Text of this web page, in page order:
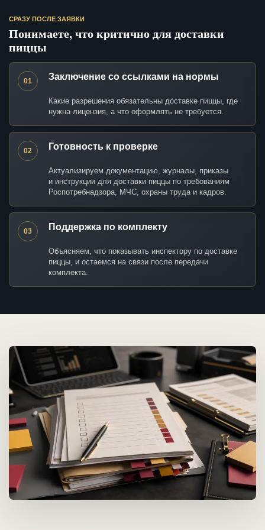
СРАЗУ ПОСЛЕ ЗАЯВКИ
Понимаете, что критично для доставки
пиццы
01 Заключение со ссылками на нормы
Какие разрешения обязательны доставке пиццы, где
нужна лицензия, а что оформлять не требуется.
02 Готовность к проверке
Актуализируем документацию, журналы, приказы
и инструкции для доставки пиццы по требованиям
Роспотребнадзора, МЧС, охраны труда и кадров.
03 Поддержка по комплекту
Объясняем, что показывать инспектору по доставке
пиццы, и остаемся на связи после передачи
комплекта.